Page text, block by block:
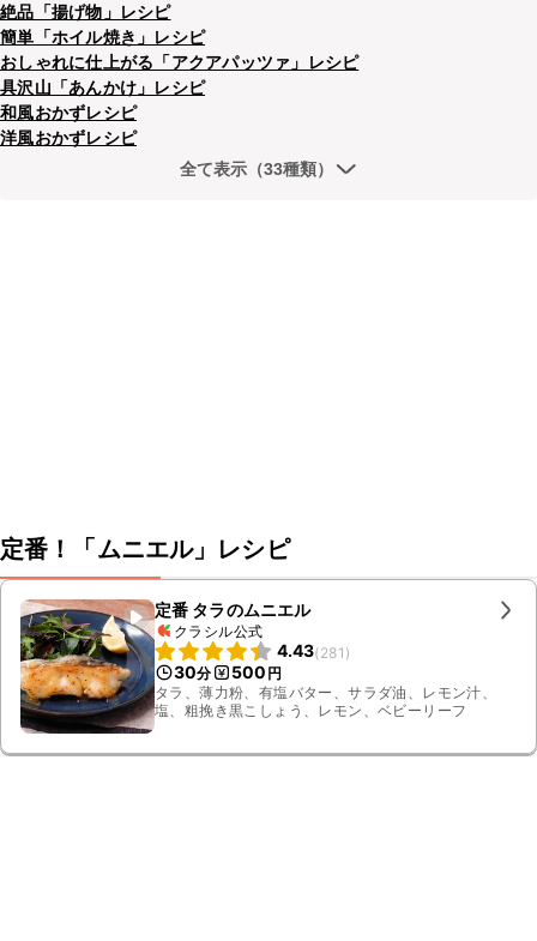
絶品「揚げ物」レシピ
簡単「ホイル焼き」レシピ
おしゃれに仕上がる「アクアパッツァ」レシピ
具沢山「あんかけ」レシピ
和風おかずレシピ
洋風おかずレシピ
全て表示（33種類）
定番！「ムニエル」レシピ
定番 タラのムニエル
クラシル公式
4.43(281 )
30分 500 円
タラ、薄力粉、有塩バター、サラダ油、レモン汁、
塩、粗挽き黒こしょう、レモン、ベビーリーフ